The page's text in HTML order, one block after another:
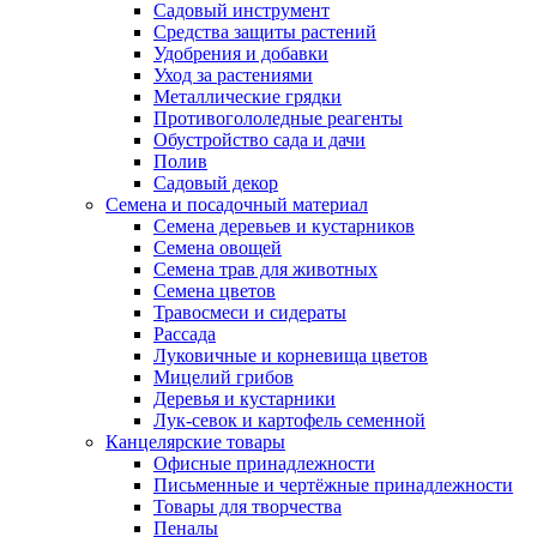
Садовый инструмент
Средства защиты растений
Удобрения и добавки
Уход за растениями
Металлические грядки
Противогололедные реагенты
Обустройство сада и дачи
Полив
Садовый декор
Семена и посадочный материал
Семена деревьев и кустарников
Семена овощей
Семена трав для животных
Семена цветов
Травосмеси и сидераты
Рассада
Луковичные и корневища цветов
Мицелий грибов
Деревья и кустарники
Лук-севок и картофель семенной
Канцелярские товары
Офисные принадлежности
Письменные и чертёжные принадлежности
Товары для творчества
Пеналы